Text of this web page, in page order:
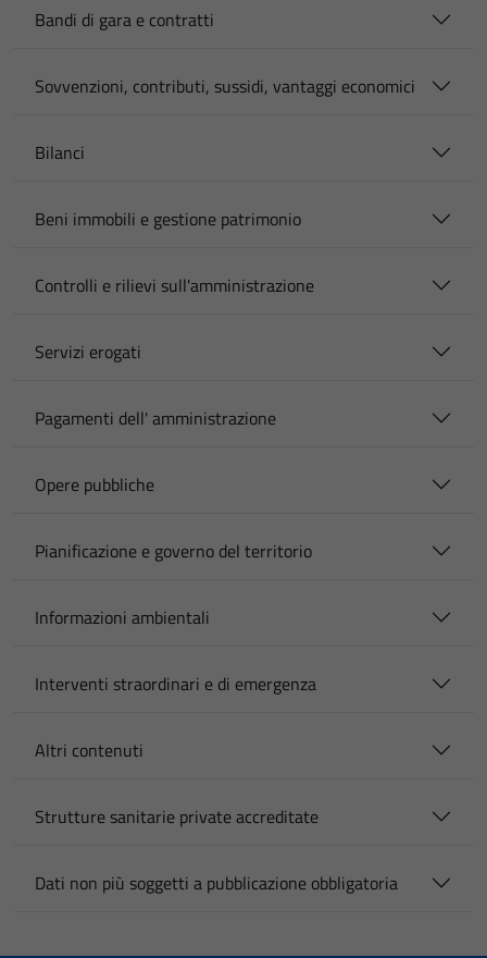
Bandi di gara e contratti
Sovvenzioni, contributi, sussidi, vantaggi economici
Bilanci
Beni immobili e gestione patrimonio
Controlli e rilievi sull'amministrazione
Servizi erogati
Pagamenti dell' amministrazione
Opere pubbliche
Pianificazione e governo del territorio
Informazioni ambientali
Interventi straordinari e di emergenza
Altri contenuti
Strutture sanitarie private accreditate
Dati non più soggetti a pubblicazione obbligatoria